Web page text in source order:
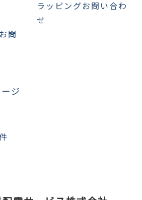
問
ラッピングお問い合わ
せ
ジ